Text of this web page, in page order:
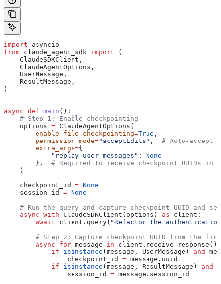
import asyncio
from claude_agent_sdk import (
    ClaudeSDKClient,
    ClaudeAgentOptions,
    UserMessage,
    ResultMessage,
)
async def main ():
    # Step 1: Enable checkpointing
    options
= ClaudeAgentOptions(
        enable_file_checkpointing
=True ,
        permission_mode
="acceptEdits" , # Auto-accept
        extra_args
={
            "replay-user-messages"
: None
        },
# Required to receive checkpoint UUIDs in
    )
    checkpoint_id
= None
    session_id
= None
# Run the query and capture checkpoint UUID and
    async
with ClaudeSDKClient(options) as client:
        await
client.query( "Refactor the authentication
# Step 2: Capture checkpoint UUID from the
        async
for message in client.receive_response():
            if
isinstance (message, UserMessage) and
                checkpoint_id
= message.uuid
            if
isinstance (message, ResultMessage) and
                session_id
= message.session_id